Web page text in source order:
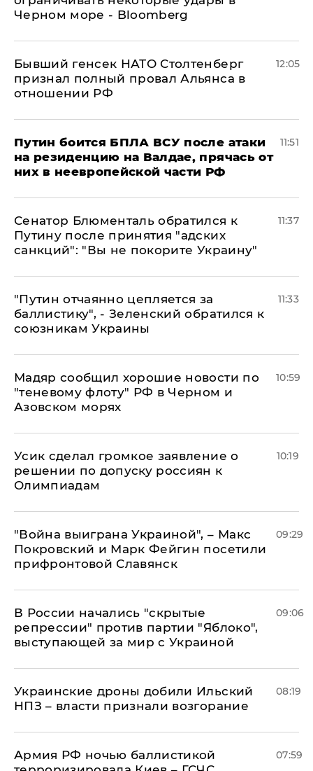
Черном море - Bloomberg
Бывший генсек НАТО Столтенберг
признал полный провал Альянса в
отношении РФ
12:05
Путин боится БПЛА ВСУ после атаки
на резиденцию на Валдае, прячась от
них в неевропейской части РФ
11:51
Сенатор Блюменталь обратился к
Путину после принятия "адских
санкций": "Вы не покорите Украину"
11:37
"Путин отчаянно цепляется за
баллистику", - Зеленский обратился к
союзникам Украины
11:33
Мадяр сообщил хорошие новости по
"теневому флоту" РФ в Черном и
Азовском морях
10:59
Усик сделал громкое заявление о
решении по допуску россиян к
Олимпиадам
10:19
"Война выиграна Украиной", – Макс
Покровский и Марк Фейгин посетили
прифронтовой Славянск
09:29
В России начались "скрытые
репрессии" против партии "Яблоко",
выступающей за мир с Украиной
09:06
Украинские дроны добили Ильский
НПЗ – власти признали возгорание
08:19
Армия РФ ночью баллистикой
07:59